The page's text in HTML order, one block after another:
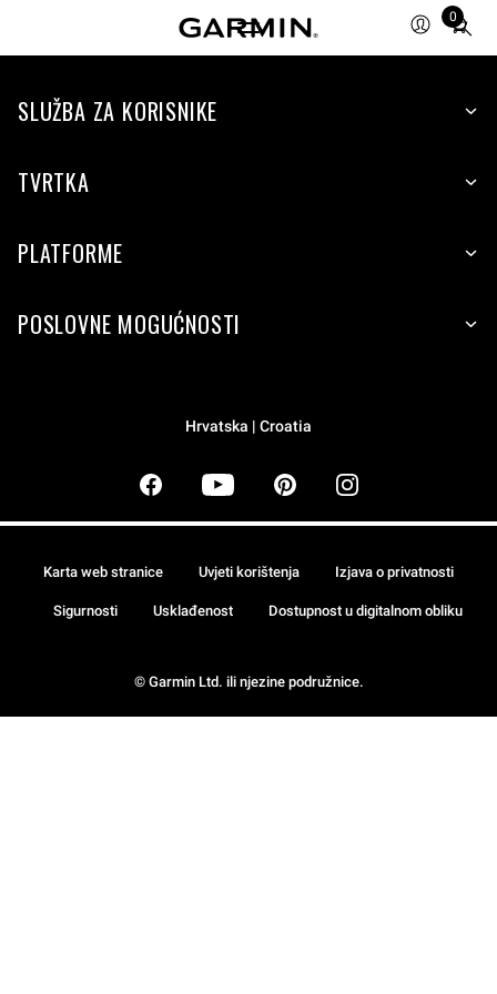
0
Total
items
cart:
SLUŽBA ZA KORISNIKE
TVRTKA
PLATFORME
POSLOVNE MOGUĆNOSTI
Hrvatska | Croatia
© Garmin Ltd. ili njezine podružnice.
Karta web stranice Uvjeti korištenja Izjava o privatnosti
Sigurnosti Usklađenost Dostupnost u digitalnom obliku